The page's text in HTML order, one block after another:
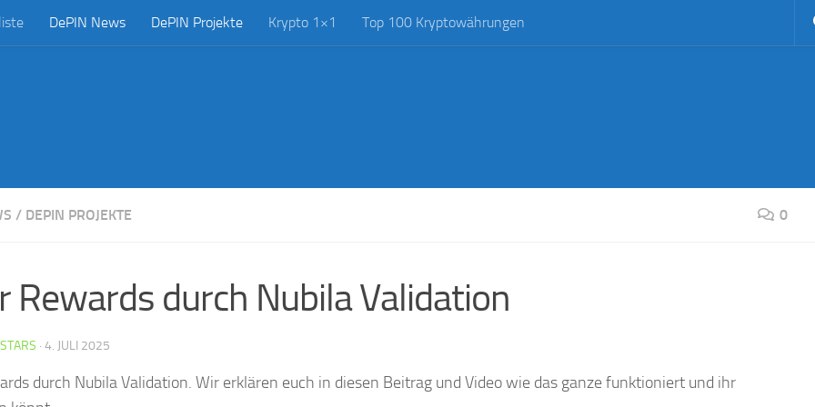
DePIN News DePIN Projekte Krypto 1×1 Top 100 Kryptowährungen
/ DEPIN PROJEKTE 0
Rewards durch Nubila Validation
· 4. JULI 2025
durch Nubila Validation. Wir erklären euch in diesen Beitrag und Video wie das ganze funktioniert und ihr